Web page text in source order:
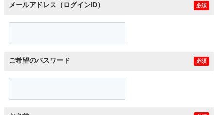
メールアドレス（ログインID） 必須
ご希望のパスワード 必須